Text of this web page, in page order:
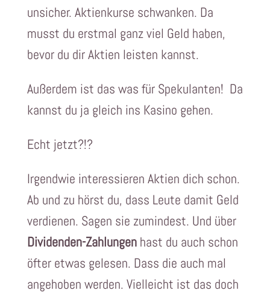
unsicher. Aktienkurse schwanken. Da
musst du erstmal ganz viel Geld haben,
bevor du dir Aktien leisten kannst.
Außerdem ist das was für Spekulanten! Da
kannst du ja gleich ins Kasino gehen.
Echt jetzt?!?
Irgendwie interessieren Aktien dich schon.
Ab und zu hörst du, dass Leute damit Geld
verdienen. Sagen sie zumindest. Und über
Dividenden-Zahlungenhast du auch schon
öfter etwas gelesen. Dass die auch mal
angehoben werden. Vielleicht ist das doch